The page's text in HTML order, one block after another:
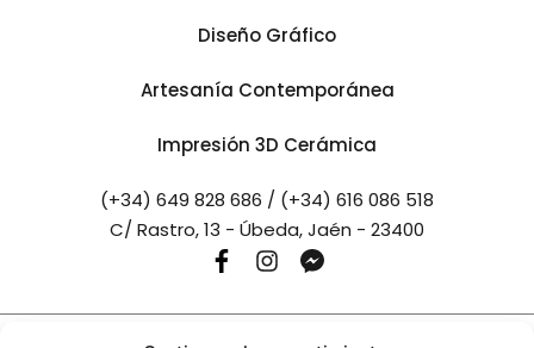
Diseño Gráfico
Artesanía Contemporánea
Impresión 3D Cerámica
(+34) 649 828 686 / (+34) 616 086 518
C/ Rastro, 13 - Úbeda, Jaén - 23400